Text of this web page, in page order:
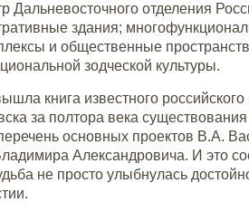
Дальневосточного отделения
здания;
и общественные
зодческой культуры.
книга известного
за полтора века
основных проектов В.А.
Александровича. И это
не просто улыбнулась